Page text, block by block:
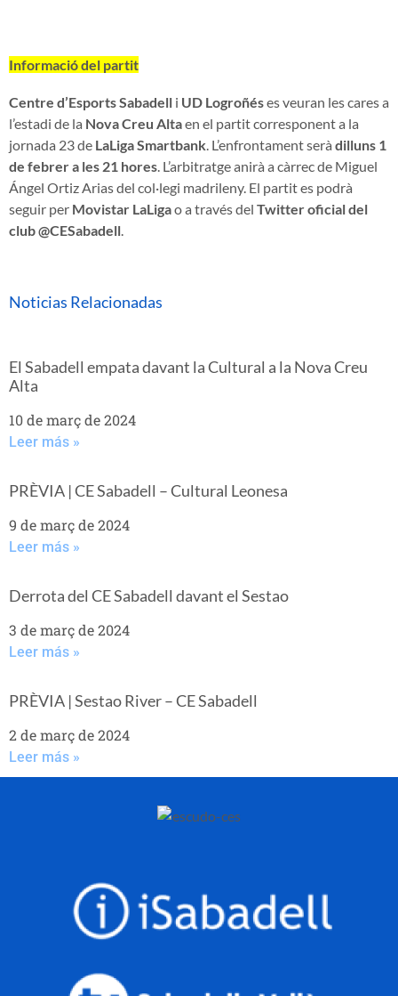
Informació del partit
Centre d’Esports Sabadell i UD Logroñéses veuran les cares a
l’estadi de la Nova Creu Altaen el partit corresponent a la
jornada 23 de LaLiga Smartbank. L’enfrontament serà dilluns 1
de febrer a les 21 hores. L’arbitratge anirà a càrrec de Miguel
Ángel Ortiz Arias del col·legi madrileny. El partit es podrà
seguir per Movistar LaLigao a través del Twitter oficial del
club @CESabadell.
Noticias Relacionadas
El Sabadell empata davant la Cultural a la Nova Creu
Alta
10 de març de 2024
Leer más »
PRÈVIA | CE Sabadell – Cultural Leonesa
9 de març de 2024
Leer más »
Derrota del CE Sabadell davant el Sestao
3 de març de 2024
Leer más »
PRÈVIA | Sestao River – CE Sabadell
2 de març de 2024
Leer más »